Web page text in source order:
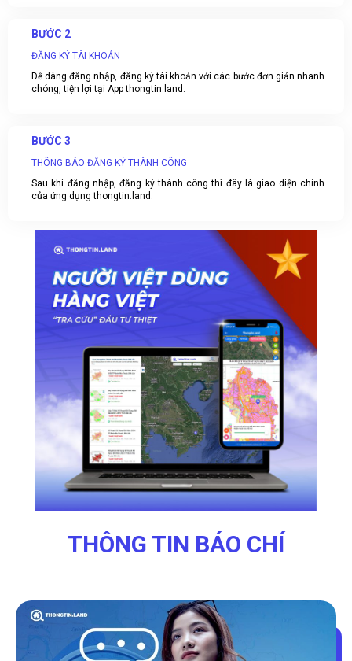
BƯỚC 2
ĐĂNG KÝ TÀI KHOẢN
Dễ dàng đăng nhập, đăng ký tài khoản với các bước đơn giản nhanh
chóng, tiện lợi tại App thongtin.land.
BƯỚC 3
THÔNG BÁO ĐĂNG KÝ THÀNH CÔNG
Sau khi đăng nhập, đăng ký thành công thì đây là giao diện chính
của ứng dụng thongtin.land.
THÔNG TIN BÁO CHÍ